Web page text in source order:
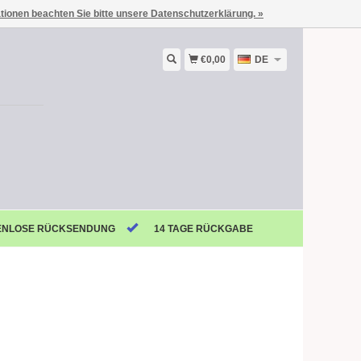
€0,00 DE
RÜCKSENDUNG 14 TAGE RÜCKGABE
beachten Sie bitte unsere Datenschutzerklärung. »